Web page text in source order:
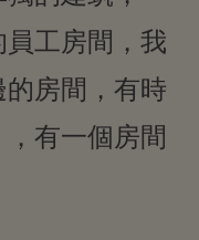
工房間，我
房間，有時
有一個房間